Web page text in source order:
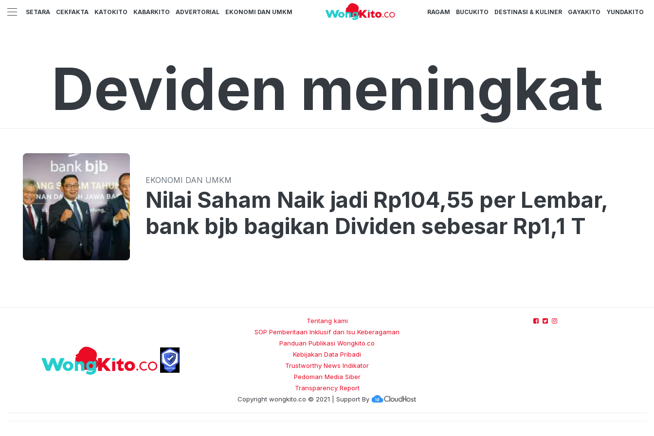
SETARA CEKFAKTA KATOKITO KABARKITO ADVERTORIAL EKONOMI DAN UMKM RAGAM BUCUKITO DESTINASI & KULINER GAYAKITO YUNDAKITO
Deviden meningkat
EKONOMI DAN UMKM
Nilai Saham Naik jadi Rp104,55 per Lembar,
bank bjb bagikan Dividen sebesar Rp1,1 T
Tentang kami
SOP Pemberitaan Inklusif dan Isu Keberagaman
Panduan Publikasi Wongkito.co
Kebijakan Data Pribadi
Trustworthy News Indikator
Pedoman Media Siber
Transparency Report
Copyright wongkito.co © 2021 | Support By